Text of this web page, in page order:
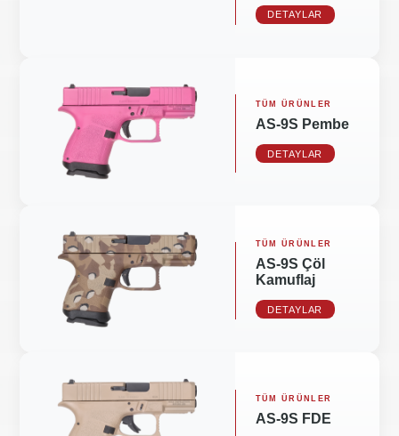
DETAYLAR
TÜM ÜRÜNLER
AS-9S Pembe
DETAYLAR
TÜM ÜRÜNLER
AS-9S Çöl
Kamuflaj
DETAYLAR
TÜM ÜRÜNLER
AS-9S FDE